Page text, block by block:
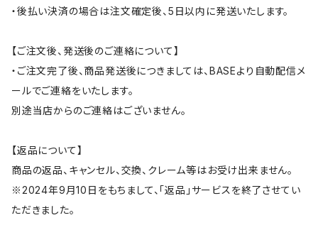
・後払い決済の場合は注文確定後、5日以内に発送いたします。
【ご注文後、発送後のご連絡について】
・ご注文完了後、商品発送後につきましては、BASEより自動配信メ
ールでご連絡をいたします。
別途当店からのご連絡はございません。
【返品について】
商品の返品、キャンセル、交換、クレーム等はお受け出来ません。
※2024年9月10日をもちまして、「返品」サービスを終了させてい
ただきました。